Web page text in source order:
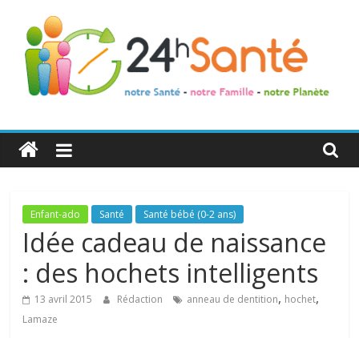
24h
Santé
La
santé
toute
famille
Enfant-ado Santé Santé bébé (0-2 ans)
Idée cadeau de naissance
: des hochets intelligents
13 avril 2015 Rédaction anneau de dentition, hochet,
Lamaze